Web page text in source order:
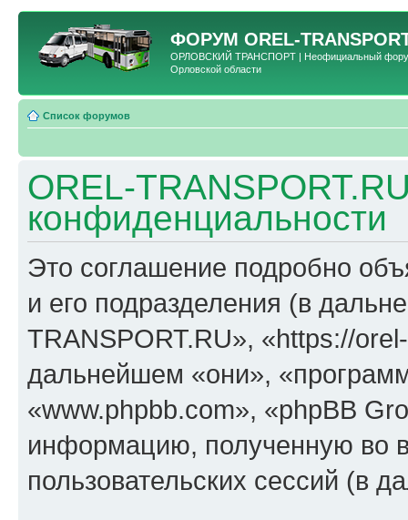
ФОРУМ OREL-
ОРЛОВСКИЙ ТРАНСПОРТ | Неофициальный форум
Орловской области
Список форумов
OREL-
конфиденциальности
Это соглашение подробно
и его подразделения (в
TRANSPORT.RU», «https://
дальнейшем «они»,
«www.phpbb.com», «phpBB
информацию, полученную во
пользовательских сессий (в